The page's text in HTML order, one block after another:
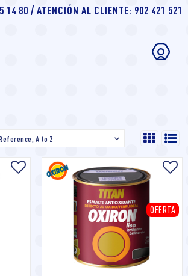
14 80 / ATENCIÓN AL CLIENTE: 902 421 521
A to Z 
OFERTA